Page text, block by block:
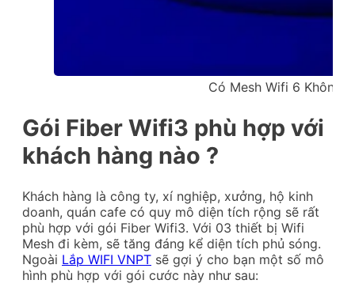
Có Mesh Wifi 6 Không
Gói Fiber Wifi3 phù hợp với
khách hàng nào ?
Khách hàng là công ty, xí nghiệp, xưởng, hộ kinh
doanh, quán cafe có quy mô diện tích rộng sẽ rất
phù hợp với gói Fiber Wifi3. Với 03 thiết bị Wifi
Mesh đi kèm, sẽ tăng đáng kể diện tích phủ sóng.
Ngoài Lắp WIFI VNPT sẽ gợi ý cho bạn một số mô
hình phù hợp với gói cước này như sau: